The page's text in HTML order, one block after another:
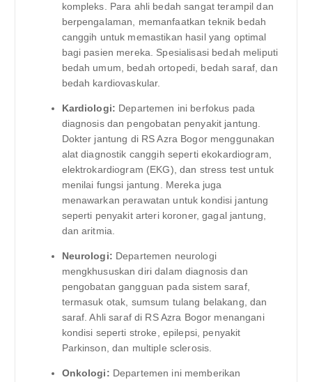
kompleks. Para ahli bedah sangat terampil dan
berpengalaman, memanfaatkan teknik bedah
canggih untuk memastikan hasil yang optimal
bagi pasien mereka. Spesialisasi bedah meliputi
bedah umum, bedah ortopedi, bedah saraf, dan
bedah kardiovaskular.
Kardiologi: Departemen ini berfokus pada
diagnosis dan pengobatan penyakit jantung.
Dokter jantung di RS Azra Bogor menggunakan
alat diagnostik canggih seperti ekokardiogram,
elektrokardiogram (EKG), dan stress test untuk
menilai fungsi jantung. Mereka juga
menawarkan perawatan untuk kondisi jantung
seperti penyakit arteri koroner, gagal jantung,
dan aritmia.
Neurologi: Departemen neurologi
mengkhususkan diri dalam diagnosis dan
pengobatan gangguan pada sistem saraf,
termasuk otak, sumsum tulang belakang, dan
saraf. Ahli saraf di RS Azra Bogor menangani
kondisi seperti stroke, epilepsi, penyakit
Parkinson, dan multiple sclerosis.
Onkologi: Departemen ini memberikan